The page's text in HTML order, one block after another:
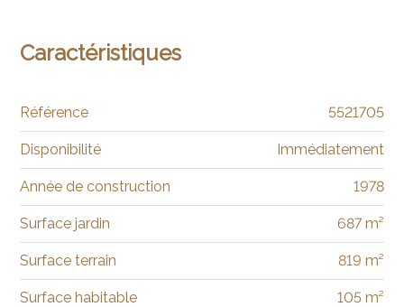
Caractéristiques
Référence 5521705
Disponibilité Immédiatement
Année de construction 1978
Surface jardin 687 m²
Surface terrain 819 m²
Surface habitable 105 m²